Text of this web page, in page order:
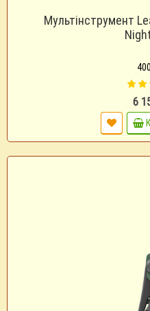
Мультінструмент
6